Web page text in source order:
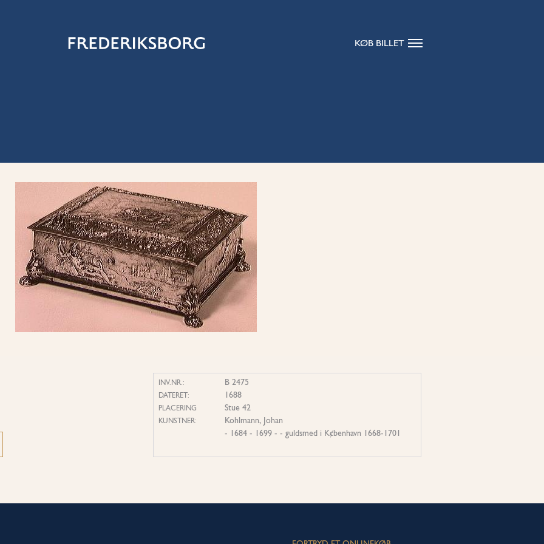
KØB BILLET
INV.NR.: B 2475
DATERET: 1688
PLACERING Stue 42
KUNSTNER:
Kohlmann, Johan
- 1684 - 1699 - - guldsmed i K¢benhavn 1668-1701